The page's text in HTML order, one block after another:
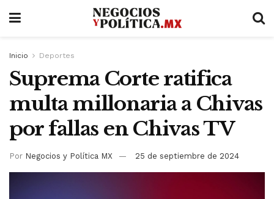
Inicio Deportes
Suprema Corte ratifica
multa millonaria a Chivas
por fallas en Chivas TV
Por Negocios y Política MX 25 de septiembre de 2024